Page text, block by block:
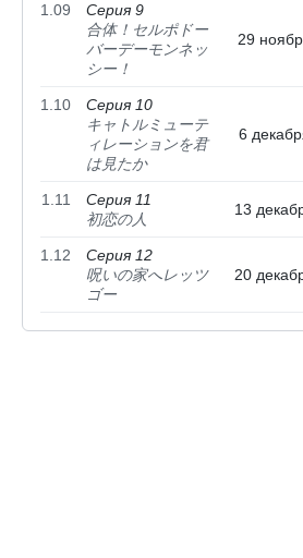
1.09
Серия 9
合体！セルポドー
バーデーモンネッ
シー！
29
1.10
Серия 10
キャトルミューテ
ィレーションを君
は見たか
6
1.11
Серия 11
初恋の人
13
1.12
Серия 12
呪いの家へレッツ
ゴー
20